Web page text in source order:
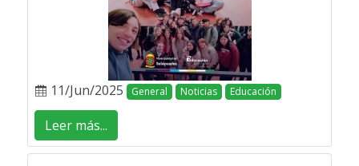
11/Jun/2025 General Noticias Educación
Leer más...